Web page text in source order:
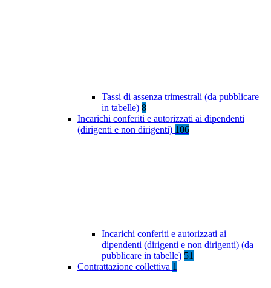
Tassi di assenza trimestrali (da pubblicare
in tabelle) 8
Incarichi conferiti e autorizzati ai dipendenti
(dirigenti e non dirigenti) 106
Incarichi conferiti e autorizzati ai
dipendenti (dirigenti e non dirigenti) (da
pubblicare in tabelle) 51
Contrattazione collettiva 1